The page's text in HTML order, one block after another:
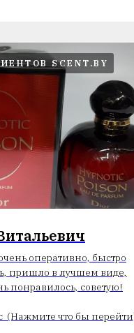
SCENT.BY
оперативно, быстро
пришло в лучшем виде,
понравилось, советую!
(Нажмите что бы